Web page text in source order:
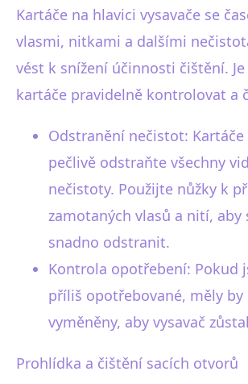
Kartáče na hlavici vysavače se
vlasmi, nitkami a dalšími
vést k snížení účinnosti čištění. Je
kartáče pravidelně kontrolovat a
Odstranění nečistot:
pečlivě odstraňte všechny
nečistoty. Použijte nůžky k
zamotaných vlasů a nití, aby
snadno odstranit.
Kontrola opotřebení: Pokud
příliš opotřebované, měly by
vyměněny, aby vysavač
Prohlídka a čištění sacích otvorů